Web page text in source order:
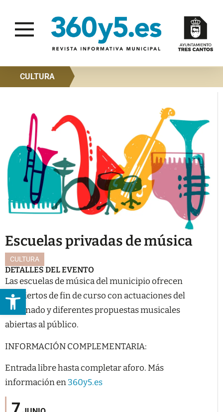
Abrir barra de herramientas
CULTURA
Escuelas privadas de música
CULTURA
DETALLES DEL EVENTO
Las escuelas de música del municipio ofrecen
conciertos de fin de curso con actuaciones del
alumnado y diferentes propuestas musicales
abiertas al público.
INFORMACIÓN COMPLEMENTARIA:
Entrada libre hasta completar aforo. Más
información en360y5.es